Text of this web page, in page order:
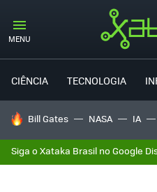
MENU
CIÊNCIA TECNOLOGIA
TENDÊNCIAS DO DIA
Bill Gates NASA IA
Siga o Xataka Brasil no Google